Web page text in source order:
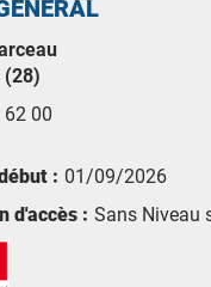
(28)
62 00
: 01/09/2026
d'accès : Sans Niveau